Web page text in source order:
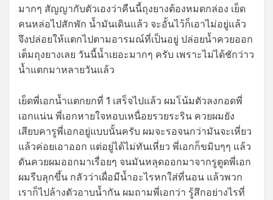
มากๆ สัญญากับตัวเองว่าคืนนี้ถุงยางต้องหมดกล่อง เย็ด
คนหล่อไปสักพัก น้ำมันเดินแล้ว จะอั้นไว้ก็เอาไม่อยู่แล้ว
จึงปล่อยให้แตกไปตามอารมณ์ที่เป็นอยู่ ปล่อยน้ำควยออก
เต็มถุงยางเลย วันนี้น้ำเยอะมากๆ ครับ เพราะไม่ได้ชักว่าว
น้ำแตกมาหลายวันแล้ว
เย็ดพี่เอกน้ำแตกยกที่ 1 เสร็จไปแล้ว ผมโน้มตัวลงกอดพี่
เอกแน่น พี่เอกหายใจหอบเหนื่อยรวยระริน ควยผมยัง
เสียบคารูพี่เอกอยู่แบบนั้นครับ ผมจะรอจนกว่ามันจะเหี่ยว
แล้วค่อยเอาออก แต่อยู่ได้ไม่ทันเหี่ยว พี่เอกก็ขมิบๆๆ แล้ว
ดันควยผมออกมาเรื่อยๆ จนมันหลุดออกมาจากรูตูดพี่เอก
ผมรีบลุกขึ้น กลัวว่าเผื่อมีน้ำอะไรหกใส่ที่นอน แล้วพวก
เราก็ไปล้างตัวอาบน้ำกัน ผมถามพี่เอกว่า รู้สึกอย่างไรที่